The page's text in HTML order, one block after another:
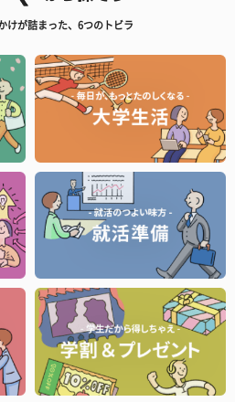
けが詰まった、6つのトビラ